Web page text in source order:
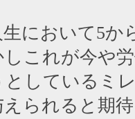
において5か
これが今や
しているミ
られると期